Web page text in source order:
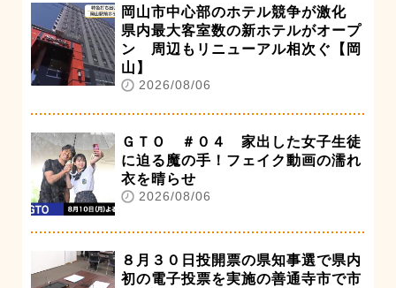
岡山市中心部のホテル競争が激化
県内最大客室数の新ホテルがオープ
ン 周辺もリニューアル相次ぐ【岡
山】
2026/08/06
ＧＴＯ ＃０４ 家出した女子生徒
に迫る魔の手！フェイク動画の濡れ
衣を晴らせ
2026/08/06
８月３０日投開票の県知事選で県内
初の電子投票を実施の善通寺市で市